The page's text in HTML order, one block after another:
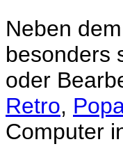
Neben
besonders
oder
Retro,
Computer